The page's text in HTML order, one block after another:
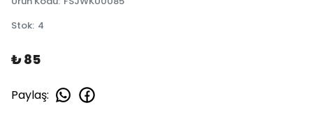
Stok: 4
₺ 85
Paylaş: